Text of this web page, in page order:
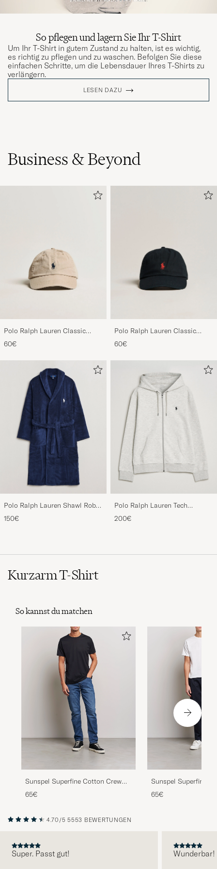
So pflegen und lagern Sie Ihr T-Shirt
Um Ihr T-Shirt in gutem Zustand zu halten, ist es wichtig,
es richtig zu pflegen und zu waschen. Befolgen Sie diese
einfachen Schritte, um die Lebensdauer Ihres T-Shirts zu
verlängern.
LESEN DAZU
Business & Beyond
Polo Ralph Lauren Classic
Sports Cap Beige
60€
Polo Ralph Lauren Classic
Sports Cap Black
60€
Polo Ralph Lauren Shawl Robe
Navy
150€
Polo Ralph Lauren Tech
Performance Full Zip Light
Sport Heather
200€
Kurzarm T-Shirt
So kannst du matchen
Sunspel Superfine Cotton Crew
Neck T-Shirt Black
65€
Sunspel Superfine
Neck T-Shirt White
65€
4.70/5 5553 BEWERTUNGEN
Super. Passt gut! Wunderbar!